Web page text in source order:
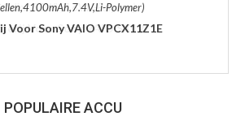
Polymer)
Voor Sony VAIO VPCX11Z1E
POPULAIRE ACCU